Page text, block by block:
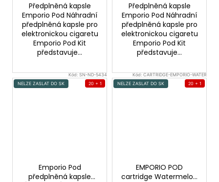
Předplněná kapsle
Emporio Pod Náhradní
předplněná kapsle pro
elektronickou cigaretu
Emporio Pod Kit
představuje...
Předplněná kapsle
Emporio Pod Náhradní
předplněná kapsle pro
elektronickou cigaretu
Emporio Pod Kit
představuje...
Kód:SN-ND-5434
NELZE ZASLAT DO SK
20 + 1
Emporio Pod
předplněná kapsle
Kód:CARTRIDGE-EMPORIO-WATER
NELZE ZASLAT DO SK
20 + 1
EMPORIO POD
cartridge Watermelon